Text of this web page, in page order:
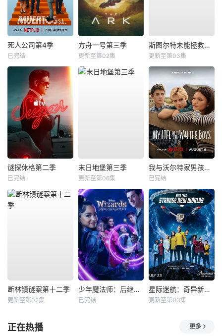
死人公司第4季
已完结
方舟一号第三季
更新至第02集
斯图尔特未能拯救宇宙
更新至第03集
谜探休格第二季
已完结
末日地堡第三季
更新至第06集
我与沃尔特家男孩的生活第三季
已完结
断林镇谜案第十二季
更新至第02集
少年魔法师：后继者第三季
已完结
星际迷航：奇异新世界第四季
更新至第03集
正在热播 更多